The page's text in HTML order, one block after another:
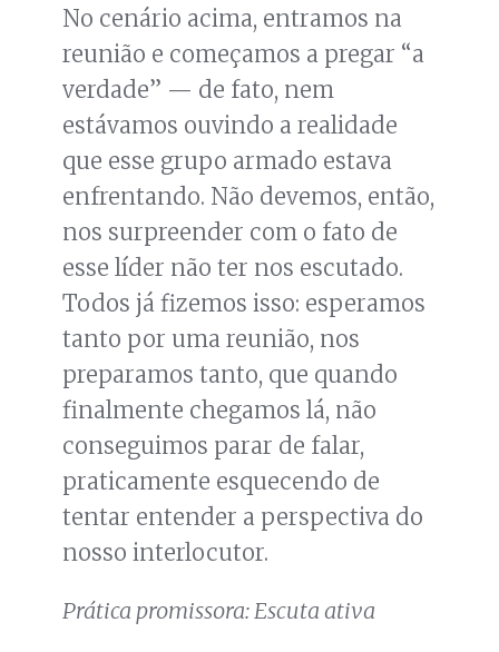
No cenário acima, entramos na
reunião e começamos a pregar “a
verdade” — de fato, nem
estávamos ouvindo a realidade
que esse grupo armado estava
enfrentando. Não devemos, então,
nos surpreender com o fato de
esse líder não ter nos escutado.
Todos já fizemos isso: esperamos
tanto por uma reunião, nos
preparamos tanto, que quando
finalmente chegamos lá, não
conseguimos parar de falar,
praticamente esquecendo de
tentar entender a perspectiva do
nosso interlocutor.
Prática promissora: Escuta ativa